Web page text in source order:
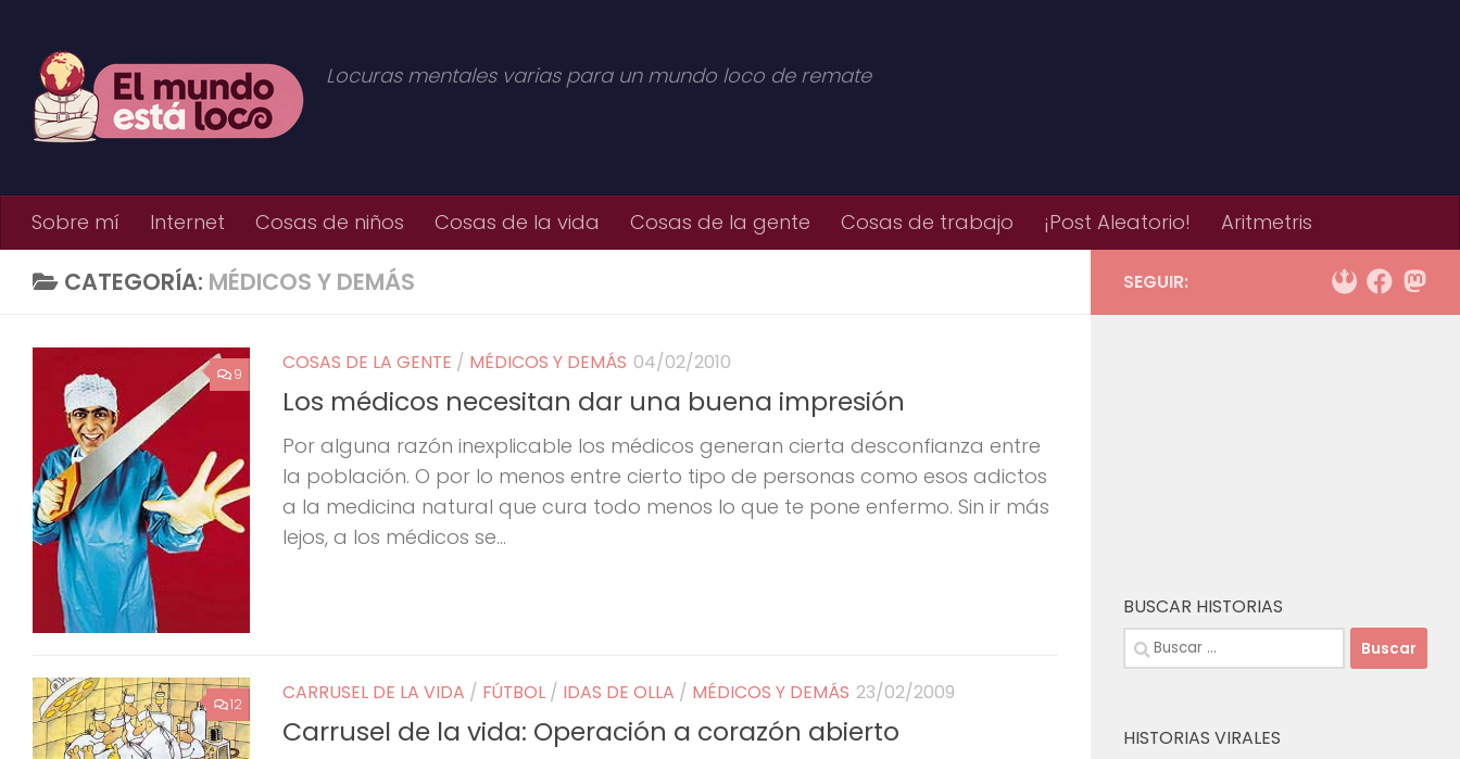
Locuras mentales varias para un mundo loco de remate
Sobre mí Internet Cosas de niños Cosas de la vida Cosas de la gente Cosas de trabajo ¡Post Aleatorio! Aritmetris
CATEGORÍA: MÉDICOS Y DEMÁS
9 COSAS DE LA GENTE / MÉDICOS Y DEMÁS 04/02/2010
Los médicos necesitan dar una buena impresión
Por alguna razón inexplicable los médicos generan cierta desconfianza entre
la población. O por lo menos entre cierto tipo de personas como esos adictos
a la medicina natural que cura todo menos lo que te pone enfermo. Sin ir más
lejos, a los médicos se...
12 CARRUSEL DE LA VIDA / FÚTBOL / IDAS DE OLLA / MÉDICOS Y DEMÁS 23/02/2009
Carrusel de la vida: Operación a corazón abierto
SEGUIR:
BUSCAR HISTORIAS
Buscar:
HISTORIAS VIRALES